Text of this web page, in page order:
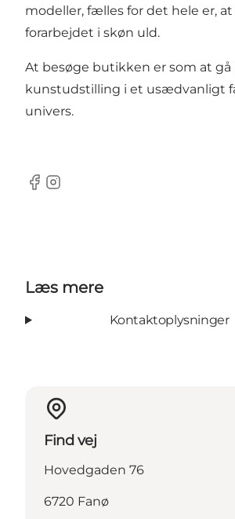
modeller, fælles for det hele er,
forarbejdet i skøn uld.
At besøge butikken er som at gå
kunstudstilling i et usædvanligt
univers.
Facebook
Instagram
Læs mere
Kontaktoplysninger
Find vej
Hovedgaden 76
6720 Fanø